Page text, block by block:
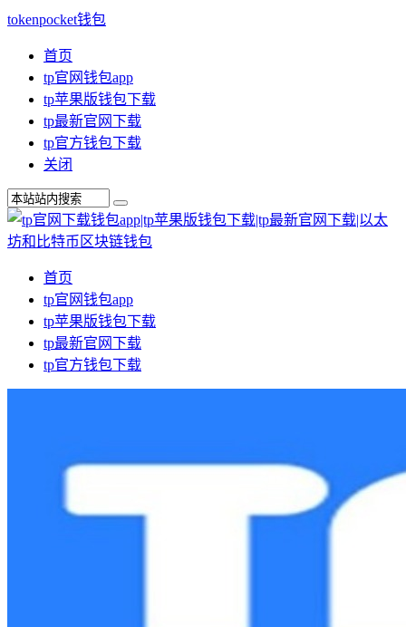
tokenpocket钱包
首页
tp官网钱包app
tp苹果版钱包下载
tp最新官网下载
tp官方钱包下载
关闭
首页
tp官网钱包app
tp苹果版钱包下载
tp最新官网下载
tp官方钱包下载